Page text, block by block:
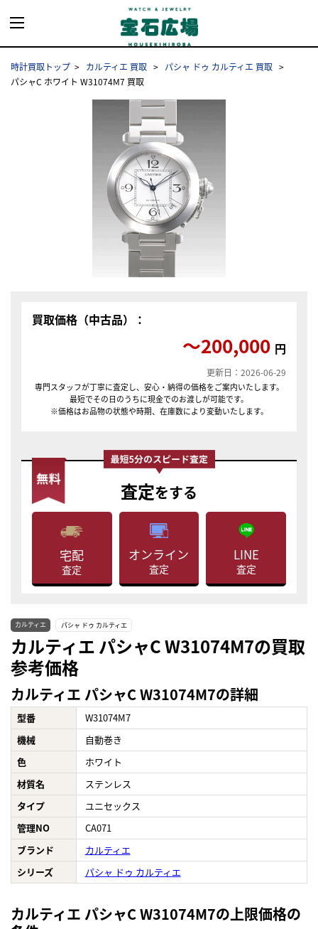
時計買取トップ カルティエ 買取
パシャ ドゥ カルティエ 買取
パシャC ホワイト W31074M7 買取
買取価格（中古品）：
〜200,000 円
更新日：2026-06-29
専門スタッフが丁寧に査定し、安心・納得の価格をご案内いたします。
最短でその日のうちに現金でのお渡しが可能です。
※価格はお品物の状態や時期、在庫数により変動いたします。
査定をする
宅配
査定
オンライン
査定
LINE
査定
カルティエ パシャ ドゥ カルティエ
カルティエ パシャC W31074M7の買取
参考価格
カルティエ パシャC W31074M7の詳細
型番
W31074M7
機械
自動巻き
色
ホワイト
材質名
ステンレス
タイプ
ユニセックス
管理NO
CA071
ブランド
カルティエ
シリーズ
パシャ ドゥ カルティエ
カルティエ パシャC W31074M7の上限価格の